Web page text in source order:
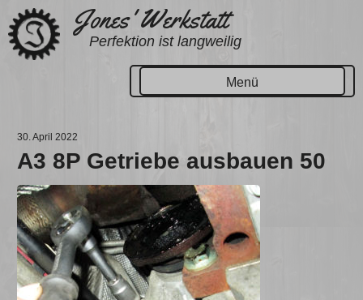
Zum
Inhalt
springen
Jones' Werkstatt
Perfektion ist langweilig
Menü
30. April 2022
A3 8P Getriebe ausbauen 50